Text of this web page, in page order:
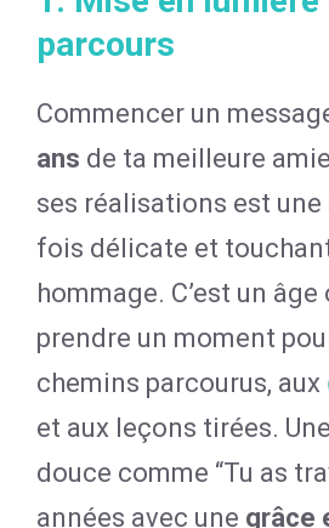
parcours
Commencer un
ans de ta meilleure
ses réalisations est une
fois délicate et
hommage. C’est un âge
prendre un moment
chemins parcourus, aux
et aux leçons tirées.
douce comme “Tu as
années avec une grâce